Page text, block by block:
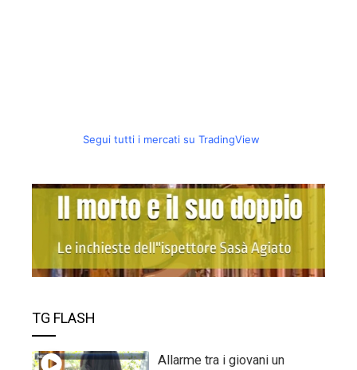
Segui tutti i mercati su TradingView
TG FLASH
Allarme tra i giovani un